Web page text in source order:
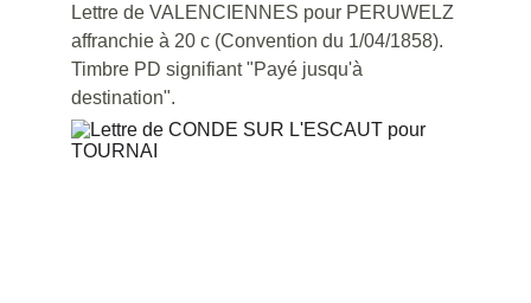
Lettre de VALENCIENNES pour PERUWELZ
affranchie à 20 c (Convention du 1/04/1858).
Timbre PD signifiant "Payé jusqu'à
destination".